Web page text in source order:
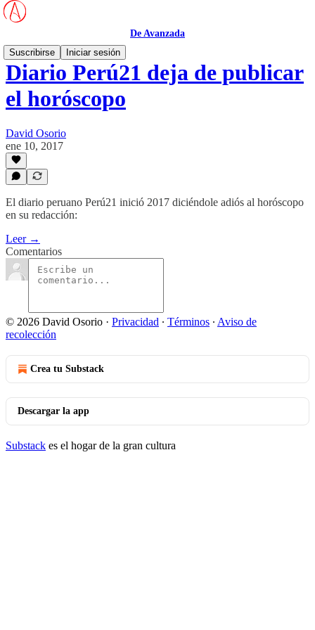
De Avanzada
Suscribirse
Iniciar sesión
Diario Perú21 deja de publicar
el horóscopo
David Osorio
ene 10, 2017
El diario peruano Perú21 inició 2017 diciéndole adiós al horóscopo
en su redacción:
Leer →
Comentarios
© 2026 David Osorio · Privacidad ∙ Términos ∙ Aviso de
recolección
Crea tu Substack
Descargar la app
Substack es el hogar de la gran cultura